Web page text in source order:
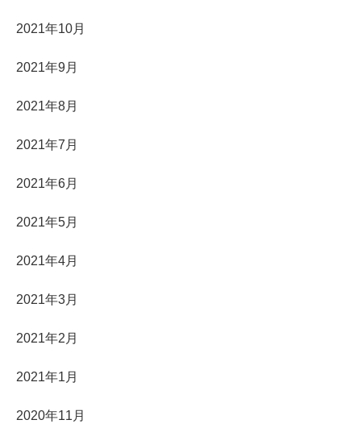
2021年10月
2021年9月
2021年8月
2021年7月
2021年6月
2021年5月
2021年4月
2021年3月
2021年2月
2021年1月
2020年11月